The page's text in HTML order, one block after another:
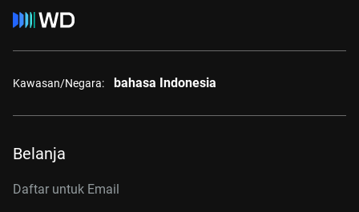
Kawasan/Negara: bahasa Indonesia
Belanja
Daftar untuk Email